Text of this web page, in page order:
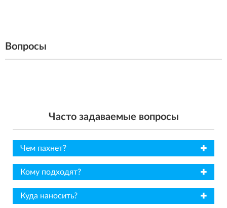
Вопросы
Часто задаваемые вопросы
✖
Чем пахнет?
✖
Кому подходят?
✖
Куда наносить?